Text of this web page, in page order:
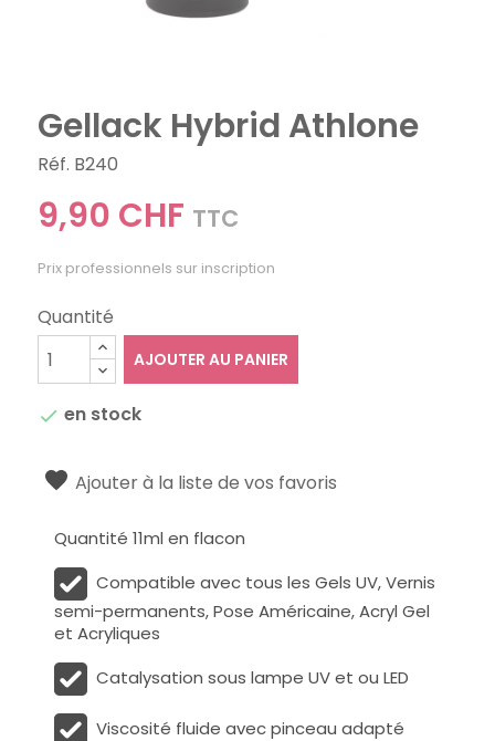
Gellack Hybrid Athlone
Réf. B240
9,90 CHF TTC
Prix professionnels sur inscription
Quantité
AJOUTER AU PANIER
 en stock
Ajouter à la liste de vos favoris
Quantité 11ml en flacon
Compatible avec tous les Gels UV, Vernis
semi-permanents, Pose Américaine, Acryl Gel
et Acryliques
Catalysation sous lampe UV et ou LED
Viscosité fluide avec pinceau adapté